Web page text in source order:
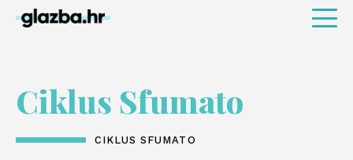
Ciklus Sfumato
CIKLUS SFUMATO